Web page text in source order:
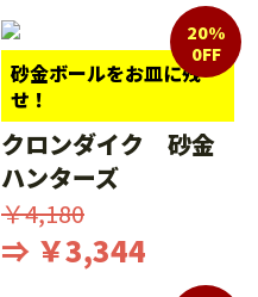
砂金ボールをお皿に残
せ！
20%
0FF
クロンダイク 砂金
ハンターズ
￥4,180
⇒ ￥3,344